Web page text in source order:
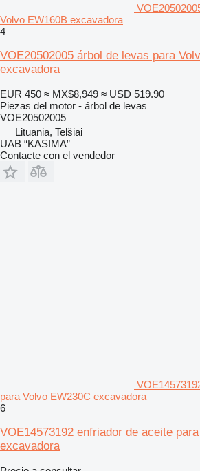
Volvo EW160B excavadora
4
VOE20502005 árbol de levas para
excavadora
EUR 450 ≈ MX$8,949 ≈ USD 519.90
Piezas del motor - árbol de levas
VOE20502005
Lituania, Telšiai
UAB “KASIMA”
Contacte con el vendedor
para Volvo EW230C excavadora
6
VOE14573192 enfriador de aceite
excavadora